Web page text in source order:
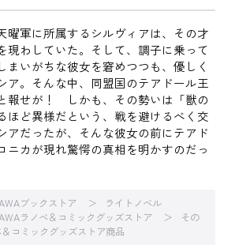
曜軍に所属するシルヴィアは、その才
現わしていた。そして、調子に乗って
まいがちな彼女を窘めつつも、優しく
ア。そんな中、同盟国のテアドール王
報せが！ しかも、その勢いは「獣の
ほど異様だという、戦を避けるべく交
アだったが、そんな彼女の前にテアド
ニカが現れ驚愕の真相を明かすのだっ
ブックストア
ライトノベル
ラノベ＆コミックグッズストア
その
コミックグッズストア商品